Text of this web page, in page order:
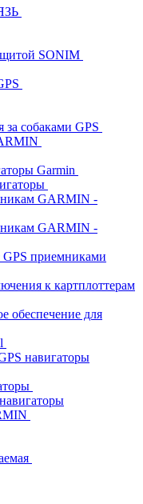
SONIM
за собаками GPS
Garmin
GARMIN -
GARMIN -
GPS приемниками
к картплоттерам
обеспечение для
навигаторы